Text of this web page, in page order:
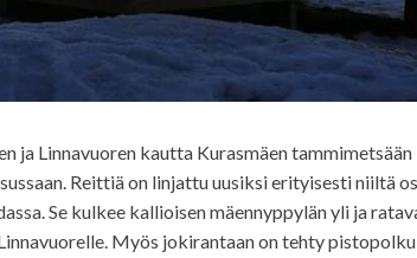
ja Linnavuoren kautta Kurasmäen
Reittiä on linjattu uusiksi erityisesti niiltä
Se kulkee kallioisen mäennyppylän yli ja
Myös jokirantaan on tehty